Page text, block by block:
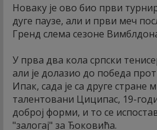
Новаку је ово био први
дуге паузе, али и први меч
Гренд слема сезоне
У прва два кола српски
али је долазио до победа
Ипак, сада је са друге стране
талентовани Циципас, 19-
доброј форми, и то се
"залогај" за Ђоковића.